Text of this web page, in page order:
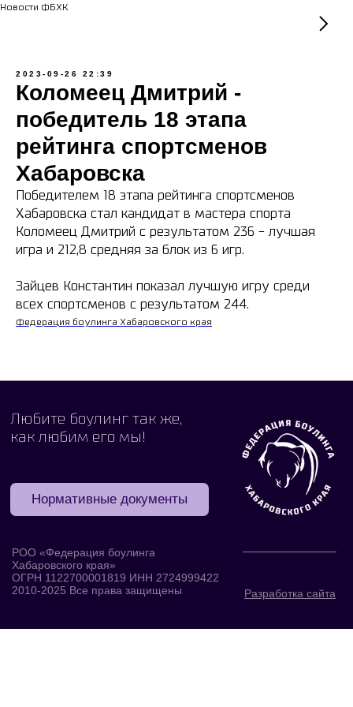
Новости ФБХК
2023-09-26 22:39
Коломеец Дмитрий -
победитель 18 этапа
рейтинга спортсменов
Хабаровска
Победителем 18 этапа рейтинга спортсменов
Хабаровска стал кандидат в мастера спорта
Коломеец Дмитрий с результатом 236 - лучшая
игра и 212,8 средняя за блок из 6 игр.
Зайцев Константин показал лучшую игру среди
всех спортсменов с результатом 244.
Федерация боулинга Хабаровского края
ОГРН 1122700001819 ИНН 2724999422
2010-2025 Все права защищены Разработка сайта
как любим его мы!